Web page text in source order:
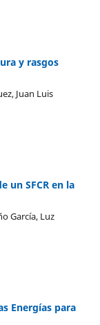
y rasgos
Juan Luis
un SFCR en la
García, Luz
Energías para